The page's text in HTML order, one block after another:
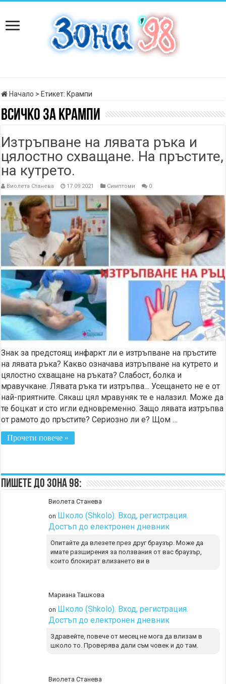
Начало > Етикет: Крампи
Всичко заКрампи
Изтръпване на лявата ръка и
цялостно схващане. На пръстите,
на кутрето.
Виолета Станева 17.09.2021 Симптоми 0
Знак за предстоящ инфаркт ли е изтръпване на пръстите
на лявата ръка? Какво означава изтръпване на кутрето и
цялостно схващане на ръката? Слабост, болка и
мравучкане. Лявата ръка ти изтръпва… Усещането не е от
най-приятните. Сякаш цял мравуняк те е налазил. Може да
те боцкат и сто игли едновременно. Защо лявата изтръпва
от рамото до пръстите? Сериозно ли е? Щом …
Прочети повече »
Пишете до Зона 98:
Виолета Станева
on Школо (Shkolo). Вход, регистрация.
Достъп до електронен дневник
Опитайте да влезете през друг браузър. Може да
имате разширения за ползвания от вас браузър,
които блокират влизането ви в
Мариана Ташкова
on Школо (Shkolo). Вход, регистрация.
Достъп до електронен дневник
Здравейте, повече от месец не мога да влизам в
школо то. Проверява дали съм човек и до там.
Виолета Станева